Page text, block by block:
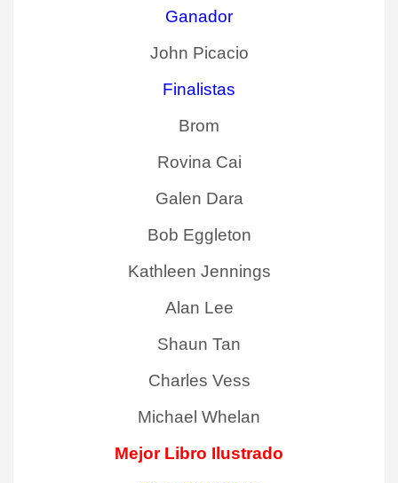
Ganador
John Picacio
Finalistas
Brom
Rovina Cai
Galen Dara
Bob Eggleton
Kathleen Jennings
Alan Lee
Shaun Tan
Charles Vess
Michael Whelan
Mejor Libro Ilustrado